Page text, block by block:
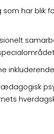
har blik